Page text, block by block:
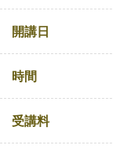
開講日
時間
受講料